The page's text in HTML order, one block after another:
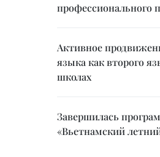
профессионального
Активное
языка как второго
школах
Завершилась
«Вьетнамский